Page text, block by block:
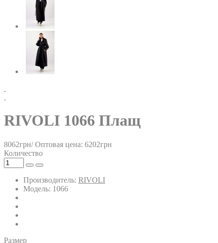
RIVOLI 1066 Плащ
8062грн/ Оптовая цена: 6202грн
Количество
Производитель: RIVOLI
Модель: 1066
Размер